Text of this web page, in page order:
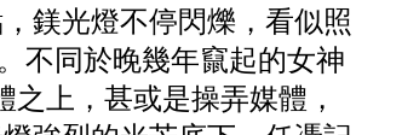
鎂光燈不停閃爍，看似照
不同於晚幾年竄起的女神
上，甚或是操弄媒體，